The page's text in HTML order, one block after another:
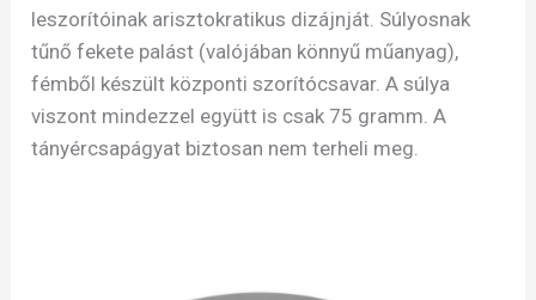
leszorítóinak arisztokratikus dizájnját. Súlyosnak
tűnő fekete palást (valójában könnyű műanyag),
fémből készült központi szorítócsavar. A súlya
viszont mindezzel együtt is csak 75 gramm. A
tányércsapágyat biztosan nem terheli meg.